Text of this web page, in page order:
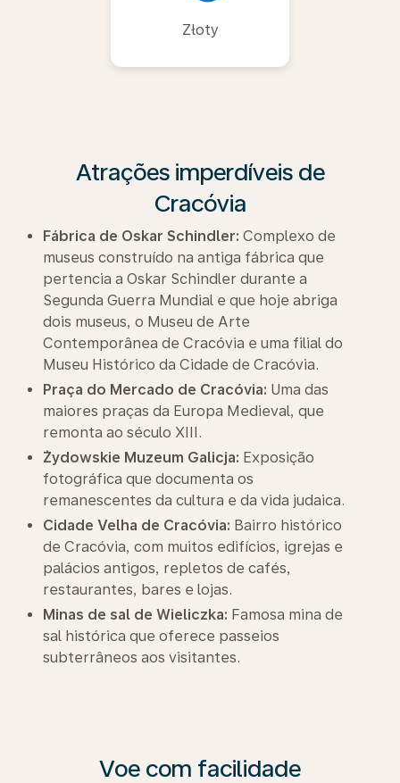
Złoty
Atrações imperdíveis de
Cracóvia
Fábrica de Oskar Schindler: Complexo de
museus construído na antiga fábrica que
pertencia a Oskar Schindler durante a
Segunda Guerra Mundial e que hoje abriga
dois museus, o Museu de Arte
Contemporânea de Cracóvia e uma filial do
Museu Histórico da Cidade de Cracóvia.
Praça do Mercado de Cracóvia: Uma das
maiores praças da Europa Medieval, que
remonta ao século XIII.
Żydowskie Muzeum Galicja: Exposição
fotográfica que documenta os
remanescentes da cultura e da vida judaica.
Cidade Velha de Cracóvia: Bairro histórico
de Cracóvia, com muitos edifícios, igrejas e
palácios antigos, repletos de cafés,
restaurantes, bares e lojas.
Minas de sal de Wieliczka: Famosa mina de
sal histórica que oferece passeios
subterrâneos aos visitantes.
Voe com facilidade